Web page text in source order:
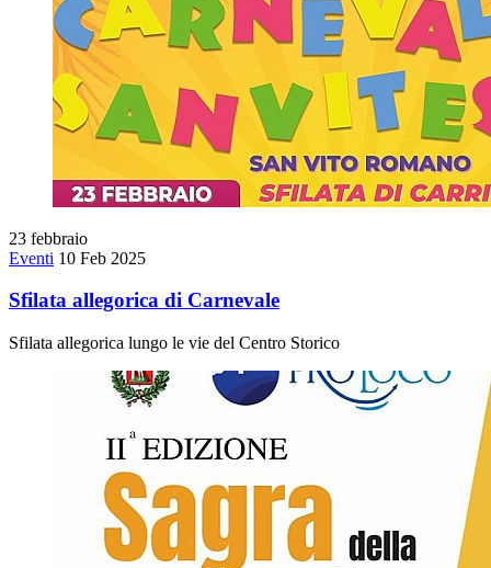
23 febbraio
Eventi 10 Feb 2025
Sfilata allegorica di Carnevale
Sfilata allegorica lungo le vie del Centro Storico